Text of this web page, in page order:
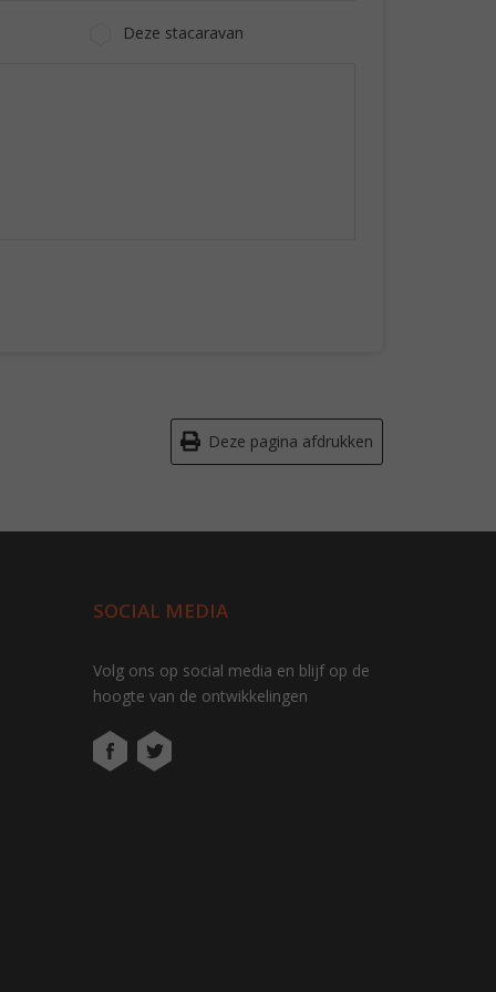
Deze stacaravan
Deze pagina afdrukken
SOCIAL MEDIA
Volg ons op social media en blijf op de
hoogte van de ontwikkelingen